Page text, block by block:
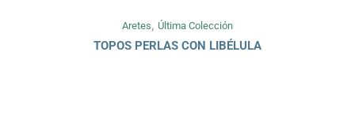
Aretes, Última Colección
TOPOS PERLAS CON LIBÉLULA